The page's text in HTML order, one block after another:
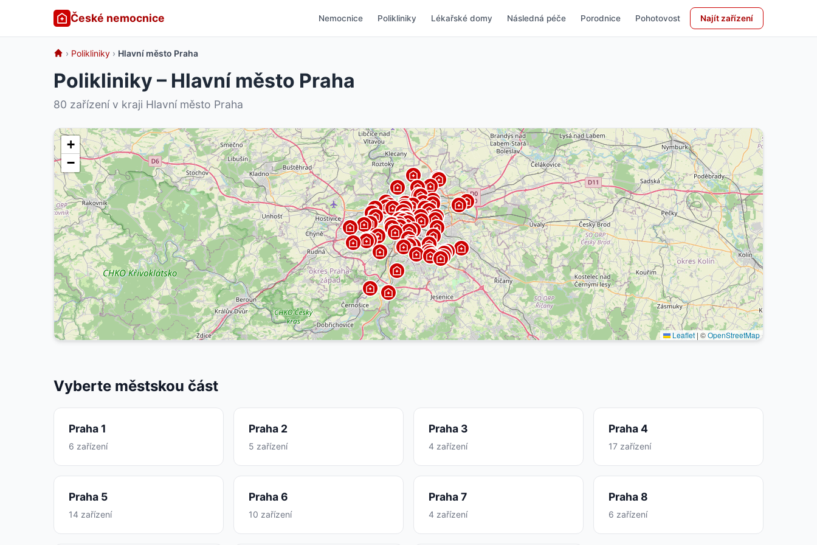
České nemocnice Nemocnice Polikliniky Lékařské domy Následná péče Porodnice Pohotovost Najít zařízení
› Polikliniky › Hlavní město Praha
Polikliniky – Hlavní město Praha
80 zařízení v kraji Hlavní město Praha
+
−
Leaflet | ©OpenStreetMap
Vyberte městskou část
Praha 1
6 zařízení
Praha 2
5 zařízení
Praha 3
4 zařízení
Praha 4
17 zařízení
Praha 5
14 zařízení
Praha 6
10 zařízení
Praha 7
4 zařízení
Praha 8
6 zařízení